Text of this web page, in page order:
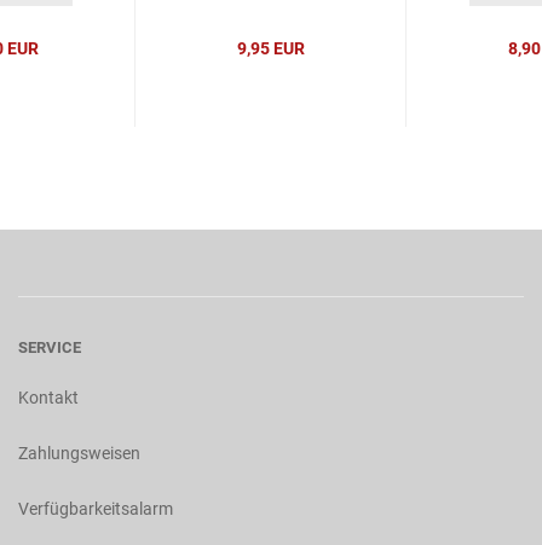
EUR 9,95 EUR 8,90
SERVICE
Kontakt
Zahlungsweisen
Verfügbarkeitsalarm